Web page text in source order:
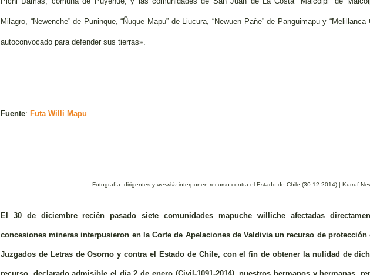
Milagro, “Newenche” de Puninque, “Ñuque Mapu” de Liucura, “Newuen Pañe” de Panguimapu y
autoconvocado para defender sus tierras».
Fuente: Futa Willi Mapu
Fotografía: dirigentes y wesrkin interponen recurso contra el Estado de Chile (30.12.2014) | Kurruf
El 30 de diciembre recién pasado siete comunidades mapuche williche afectadas
concesiones mineras interpusieron en la Corte de Apelaciones de Valdivia un recurso de
Juzgados de Letras de Osorno y contra el Estado de Chile, con el fin de obtener la nulidad de
recurso, declarado admisible el día 2 de enero (Civil-1091-2014), nuestros hermanos y hermanas,